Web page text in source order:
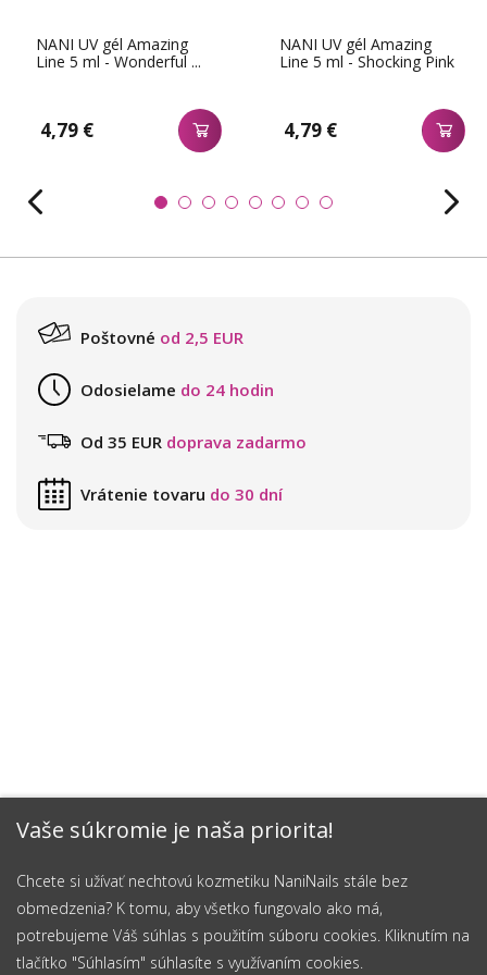
Vaše súkromie je naša priorita!
Chcete si užívať nechtovú kozmetiku NaniNails stále bez
obmedzenia? K tomu, aby všetko fungovalo ako má,
potrebujeme Váš súhlas s použitím súboru cookies. Kliknutím na
tlačítko "Súhlasím" súhlasíte s využívaním cookies.
NANI UV gél Amazing
Line 5 ml - Wonderful ...
4,79 €
NANI UV gél Amazing
Line 5 ml - Shocking Pink
4,79 €
Poštovné od 2,5 EUR
Odosielame do 24 hodin
Od 35 EUR doprava zadarmo
Vrátenie tovaru do 30 dní